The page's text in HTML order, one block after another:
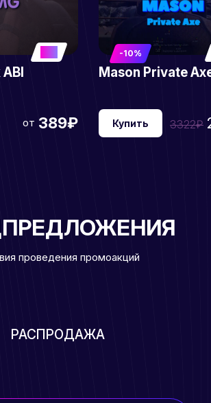
от 389₽
-10%
Mason Private
Купить 3322₽
проведения промоакций
РАСПРОДАЖА